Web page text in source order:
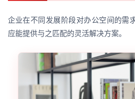
企业在不同发展阶段对办公空间的需
应能提供与之匹配的灵活解决方案。